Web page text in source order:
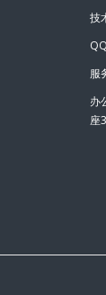
技
服
办
座